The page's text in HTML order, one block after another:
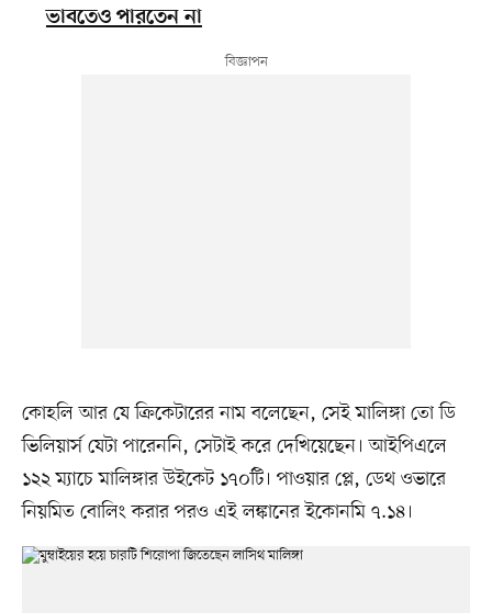
ভাবতেও পারতেন না
কোহলি আর যে ক্রিকেটারের নাম বলেছেন, সেই মালিঙ্গা তো ডি
ভিলিয়ার্স যেটা পারেননি, সেটাই করে দেখিয়েছেন। আইপিএলে
১২২ ম্যাচে মালিঙ্গার উইকেট ১৭০টি। পাওয়ার প্লে, ডেথ ওভারে
নিয়মিত বোলিং করার পরও এই লঙ্কানের ইকোনমি ৭.১৪।